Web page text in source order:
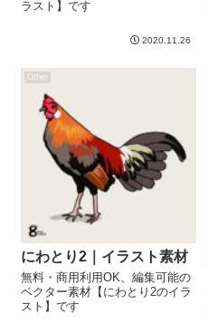
ラスト】です
2020.11.26
Other
にわとり2｜イラスト素材
無料・商用利用OK、編集可能の
ベクター素材【にわとり2のイラ
スト】です